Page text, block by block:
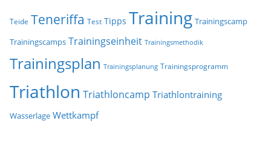
Teide Teneriffa Test Tipps Training Trainingscamp
Trainingscamps Trainingseinheit Trainingsmethodik
Trainingsplan Trainingsplanung Trainingsprogramm
Triathlon Triathloncamp Triathlontraining
Wasserlage Wettkampf